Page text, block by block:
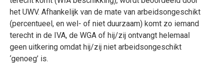
het UWV. Afhankelijk van de mate van arbeidsongeschikt
(percentueel, en wel- of niet duurzaam) komt zo iemand
terecht in de IVA, de WGA of hij/zij ontvangt helemaal
geen uitkering omdat hij/zij niet arbeidsongeschikt
‘genoeg’ is.